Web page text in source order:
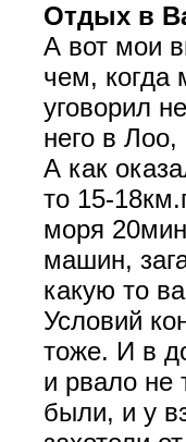
Отдых в
А вот мои
чем, когда
уговорил
него в
А как
то 15-
моря
машин,
какую то
Условий
тоже. И в
и рвало не
были, и у